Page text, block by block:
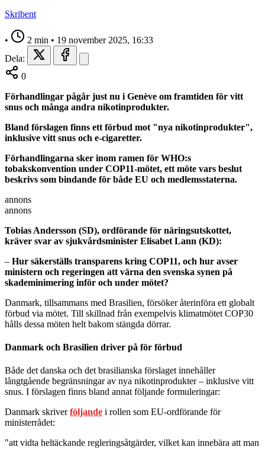
Skribent
• 2 min • 19 november 2025, 16:33
Dela:
0
Förhandlingar pågår just nu i Genève om framtiden för vitt
snus och många andra nikotinprodukter.
Bland förslagen finns ett förbud mot "nya nikotinprodukter",
inklusive vitt snus och e-cigaretter.
Förhandlingarna sker inom ramen för WHO:s
tobakskonvention under COP11-mötet, ett möte vars beslut
beskrivs som bindande för både EU och medlemsstaterna.
annons
annons
Tobias Andersson (SD), ordförande för näringsutskottet,
kräver svar av sjukvårdsminister Elisabet Lann (KD):
– Hur säkerställs transparens kring COP11, och hur avser
ministern och regeringen att värna den svenska synen på
skademinimering inför och under mötet?
Danmark, tillsammans med Brasilien, försöker återinföra ett globalt
förbud via mötet. Till skillnad från exempelvis klimatmötet COP30
hålls dessa möten helt bakom stängda dörrar.
Danmark och Brasilien driver på för förbud
Både det danska och det brasilianska förslaget innehåller
långtgående begränsningar av nya nikotinprodukter – inklusive vitt
snus. I förslagen finns bland annat följande formuleringar:
Danmark skriverföljande i rollen som EU-ordförande för
ministerrådet:
"att vidta heltäckande regleringsåtgärder, vilket kan innebära att man